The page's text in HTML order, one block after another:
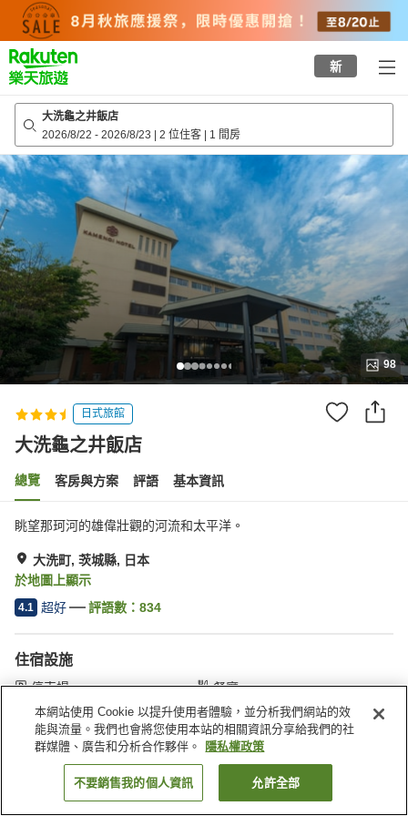
top
page
新
大洗龜之井飯店
2026/8/22 - 2026/8/23 | 2 位住客 | 1 間房
98
日式旅館
大洗龜之井飯店
總覽 客房與方案 評語 基本資訊
眺望那珂河的雄偉壯觀的河流和太平洋。
大洗町, 茨城縣, 日本
於地圖上顯示
4.1 超好 評語數： 834
住宿設施
停車場
餐廳
自動販賣機
商店
首頁 日本 茨城縣 大洗町 大洗龜之井飯店
找客房
本網站使用 Cookie 以提升使用者體驗，並分析我們網站的效
能與流量。我們也會將您使用本站的相關資訊分享給我們的社
群媒體、廣告和分析合作夥伴。
隱私權政策
不要銷售我的個人資訊 允許全部